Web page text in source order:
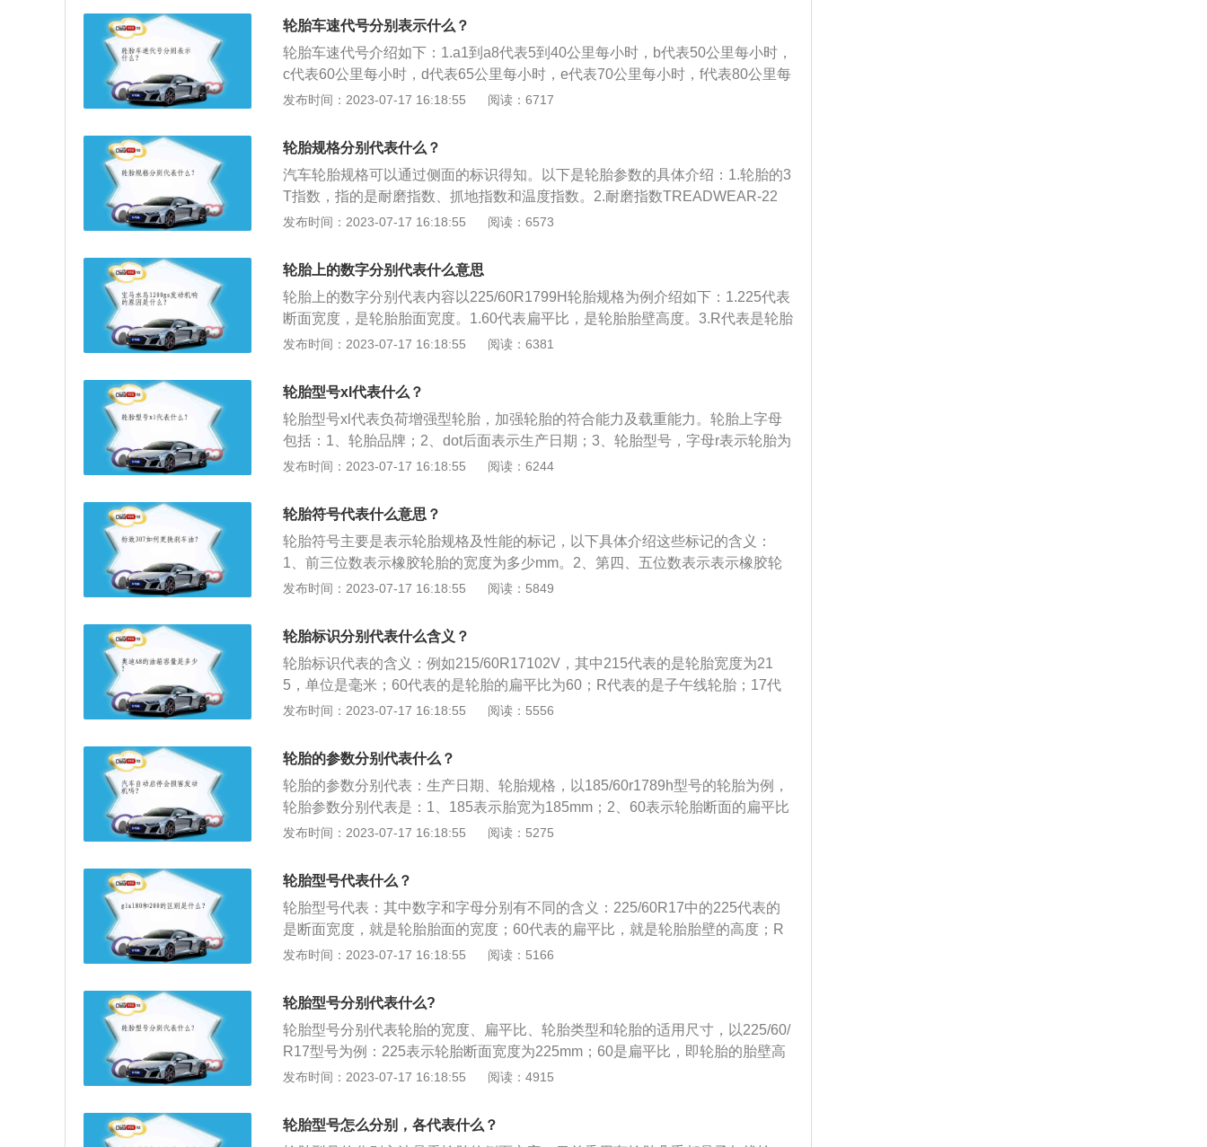
功能。胎面主要与地面接触，胎肩和胎边起支撑作用，胎圈与轮圈接触起到密封
作用。3、轮胎内部组成：由多层不同材质叠加起来组成，胎面花纹、覆盖层、
钢丝带束层、应力吸收橡胶条、胎体帘子布层、气密层。
轮胎车速代号分别表示什么？
轮胎车速代号介绍如下：1.a1到a8代表5到40公里每小时，b代表50公里每小时，
c代表60公里每小时，d代表65公里每小时，e代表70公里每小时，f代表80公里每
小时，g是90公里每小时。2.j是100公里每小时，k是110公里每小时，l是120公
每小时160公里，r是每小时170公里。
发布时间：2023-07-17 16:18:55 阅读：6717
轮胎规格分别代表什么？
汽车轮胎规格可以通过侧面的标识得知。以下是轮胎参数的具体介绍：1.轮胎的3
T指数，指的是耐磨指数、抓地指数和温度指数。2.耐磨指数TREADWEAR-22
0，表示轮胎的耐磨指数为220，一般耐磨指数在280-320较适中，数越大越耐
抓地指数为A级，A级证明抓地力比较强。4.温度指数TEMPERATURE-A，表示
轮胎的温度级别为A级，A级表示轮胎耐高温的级数最高，这样高速时轮胎结构稳
定性最好。5.重轮胎的结构参数，结构参数主要是指胎面及胎侧的钢丝层、帘布
层、尼龙层的层数，层数越多表示轮胎的强度越高，爆胎及撞破的概率越小。
发布时间：2023-07-17 16:18:55 阅读：6573
轮胎上的数字分别代表什么意思
轮胎上的数字分别代表内容以225/60R1799H轮胎规格为例介绍如下：1.225代表
断面宽度，是轮胎胎面宽度。1.60代表扁平比，是轮胎胎壁高度。3.R代表是轮胎
类型代号，R是子午线轮胎。4.17代表是轮毂直径，轮胎适用于17英寸轮毂轮
6.H代表的是轮胎的速度等级，是轮胎可承受最大车速，H是可承受车速是210K
M/H。
发布时间：2023-07-17 16:18:55 阅读：6381
轮胎型号xl代表什么？
轮胎型号xl代表负荷增强型轮胎，加强轮胎的符合能力及载重能力。轮胎上字母
包括：1、轮胎品牌；2、dot后面表示生产日期；3、轮胎型号，字母r表示轮胎为
子午线结构轮胎，x表示高压胎；4、字母h表示轮胎的速度等级；5、名牌车原配
暴晒；3、及时检测轮胎的胎压；4、注重悬架的保养；5、定期检查前轮定位；
6、注意驾驶方式，在行车中要选择路面行驶，躲避能扎破和划伤轮胎的物体，
躲避化学遗洒物质对轮胎的腐蚀。
发布时间：2023-07-17 16:18:55 阅读：6244
轮胎符号代表什么意思？
轮胎符号主要是表示轮胎规格及性能的标记，以下具体介绍这些标记的含义：
1、前三位数表示橡胶轮胎的宽度为多少mm。2、第四、五位数表示表示橡胶轮
胎的扁平率（又称为“扁平比”），扁平率是指橡胶轮胎横断面的高度与宽度的比
字表示橡胶轮胎的名义内径为多少mm，轮胎的名义内径也就是该轮胎配用的轮
辆直径。5、第九、十位数是橡胶轮胎的载荷能力指数。
发布时间：2023-07-17 16:18:55 阅读：5849
轮胎标识分别代表什么含义？
轮胎标识代表的含义：例如215/60R17102V，其中215代表的是轮胎宽度为21
5，单位是毫米；60代表的是轮胎的扁平比为60；R代表的是子午线轮胎；17代
表的轮辋直径为17，单位为英寸；102代表的是负荷承载指数；V代表的是速度级
汽车悬架共同来缓和汽车行驶时所受到的冲击，保证汽车有良好的乘座舒适性和
行驶平顺性，保证车轮和路面有良好的附着性。
发布时间：2023-07-17 16:18:55 阅读：5556
轮胎的参数分别代表什么？
轮胎的参数分别代表：生产日期、轮胎规格，以185/60r1789h型号的轮胎为例，
轮胎参数分别代表是：1、185表示胎宽为185mm；2、60表示轮胎断面的扁平比
为百分之六十；3、r表示轮胎为子午线结构；4、17表示轮毂直径为17英寸；5、
路面接触和汽车悬架共同来缓和汽车行驶时所受到的冲击，保证汽车有良好的乘
坐舒适性和行驶平顺性，保证车轮和路面有良好的附着性，提高汽车的牵引性、
制动性和通过性，承受汽车的重量。
发布时间：2023-07-17 16:18:55 阅读：5275
轮胎型号代表什么？
轮胎型号代表：其中数字和字母分别有不同的含义：225/60R17中的225代表的
是断面宽度，就是轮胎胎面的宽度；60代表的扁平比，就是轮胎胎壁的高度；R
代表的是轮胎类型代号，R是子午线轮胎；17代表的是轮毂直径，就是轮胎适用
橡胶制品。通常安装在金属轮辋上，能支承车身，缓冲外界冲击，实现与路面的
接触并保证车辆的行驶性能。
发布时间：2023-07-17 16:18:55 阅读：5166
轮胎型号分别代表什么?
轮胎型号分别代表轮胎的宽度、扁平比、轮胎类型和轮胎的适用尺寸，以225/60/
R17型号为例：225表示轮胎断面宽度为225mm；60是扁平比，即轮胎的胎壁高
度和轮胎断面宽度的比例为百分之60；R代表的是该轮胎为子午线轮胎；17代表
较大的内压应力，具有胎面不易变形、更好的地面抓力和稳定性的特点，更适合
高速行驶。现在的轿车普遍都使用子午线轮胎。
发布时间：2023-07-17 16:18:55 阅读：4915
轮胎型号怎么分别，各代表什么？